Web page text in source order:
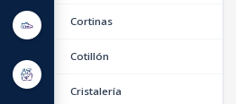
Cortinas
Cotillón
Cristalería